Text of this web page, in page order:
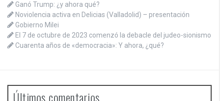
Ganó Trump: ¿y ahora qué?
Noviolencia activa en Delicias (Valladolid) – presentación
Gobierno Milei
El 7 de octubre de 2023 comenzó la debacle del judeo-sionismo
Cuarenta años de «democracia»: Y ahora, ¿qué?
Últimos comentarios